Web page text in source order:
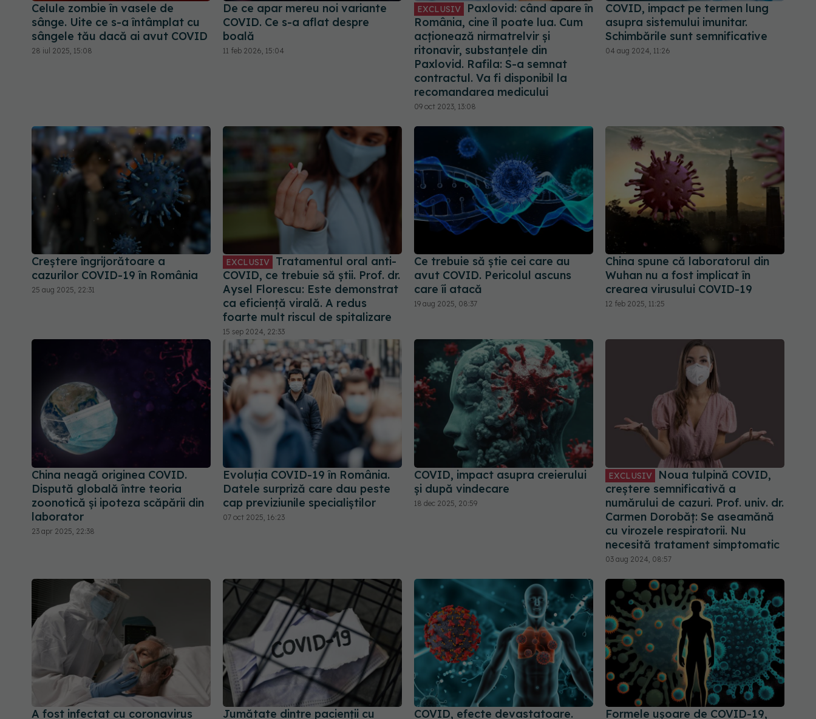
Celule zombie în vasele de
sânge. Uite ce s-a întâmplat cu
sângele tău dacă ai avut COVID
28 iul 2025, 15:08
De ce apar mereu noi variante
COVID. Ce s-a aflat despre
boală
11 feb 2026, 15:04
EXCLUSIV
Paxlovid: când apare în
România, cine îl poate lua. Cum
acționează nirmatrelvir și
ritonavir, substanțele din
Paxlovid. Rafila: S-a semnat
contractul. Va fi disponibil la
recomandarea medicului
09 oct 2023, 13:08
COVID, impact pe termen lung
asupra sistemului imunitar.
Schimbările sunt semnificative
04 aug 2024, 11:26
Creștere îngrijorătoare a
cazurilor COVID-19 în România
25 aug 2025, 22:31
EXCLUSIV
Tratamentul oral anti-
COVID, ce trebuie să știi. Prof. dr.
Aysel Florescu: Este demonstrat
ca eficiență virală. A redus
foarte mult riscul de spitalizare
15 sep 2024, 22:33
Ce trebuie să știe cei care au
avut COVID. Pericolul ascuns
care îi atacă
19 aug 2025, 08:37
China spune că laboratorul din
Wuhan nu a fost implicat în
crearea virusului COVID-19
12 feb 2025, 11:25
China neagă originea COVID.
Dispută globală între teoria
zoonotică și ipoteza scăpării din
laborator
23 apr 2025, 22:38
Evoluția COVID-19 în România.
Datele surpriză care dau peste
cap previziunile specialiștilor
07 oct 2025, 16:23
COVID, impact asupra creierului
și după vindecare
18 dec 2025, 20:59
EXCLUSIV
Noua tulpină COVID,
creștere semnificativă a
numărului de cazuri. Prof. univ. dr.
Carmen Dorobăț: Se aseamănă
cu virozele respiratorii. Nu
necesită tratament simptomatic
03 aug 2024, 08:57
A fost infectat cu coronavirus Jumătate dintre pacienții cu COVID, efecte devastatoare. Formele ușoare de COVID-19,